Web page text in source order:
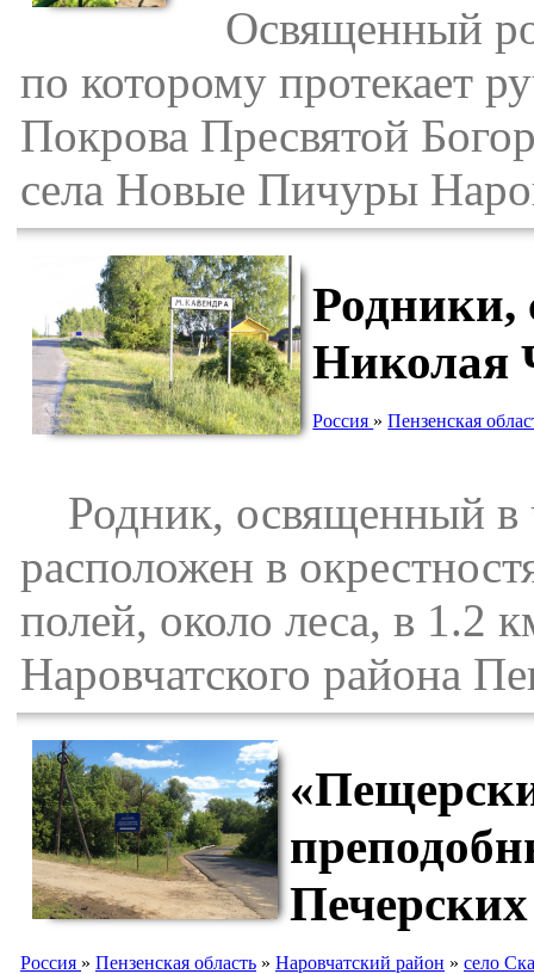
Освященный
по которому протекает
Покрова Пресвятой
села Новые Пичуры
Родники,
Николая
Россия »Пензенская
Родник, освященный в
расположен в
полей, около леса, в 1.2
Наровчатского района
Россия » Пензенская область » Наровчатский район » село